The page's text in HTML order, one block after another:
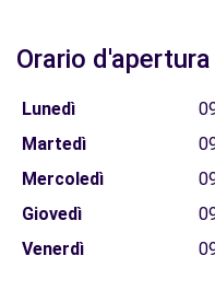
Orario d'apertura
Lunedì
Martedì
Mercoledì
Giovedì
Venerdì